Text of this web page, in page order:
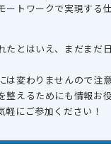
ートワークで実現する
たとはいえ、まだまだ
は変わりませんので注
整えるためにも情報お
軽にご参加ください！